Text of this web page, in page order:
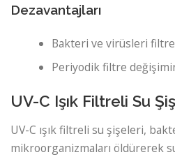
Dezavantajları
Bakteri ve virüsleri
Periyodik filtre
UV-C Işık Filtreli Su
UV-C ışık filtreli su şişeleri,
mikroorganizmaları öldürerek